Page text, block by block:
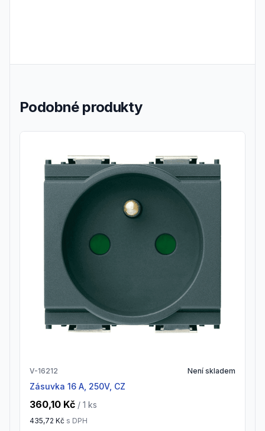
Podobné produkty
V-16212 Není skladem
Zásuvka 16 A, 250V, CZ
360,10 Kč / 1 ks
435,72 Kč s DPH